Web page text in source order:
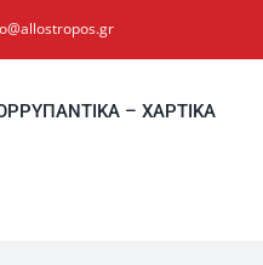
– ΧΑΡΤΙΚΑ